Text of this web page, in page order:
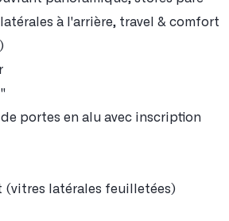
à l'arrière, travel & comfort
portes en alu avec inscription
(vitres latérales feuilletées)